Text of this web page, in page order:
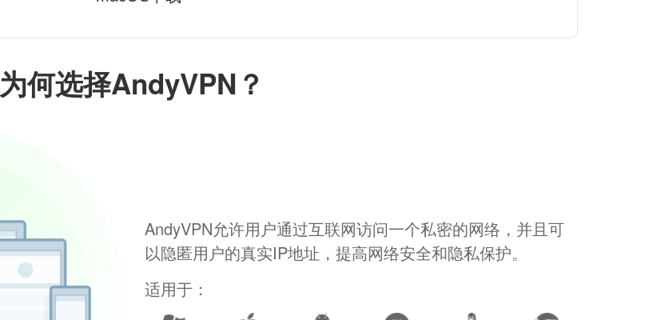
为何选择AndyVPN？
AndyVPN允许用户通过互联网访问一个私密的网络，并且可
以隐匿用户的真实IP地址，提高网络安全和隐私保护。
适用于：